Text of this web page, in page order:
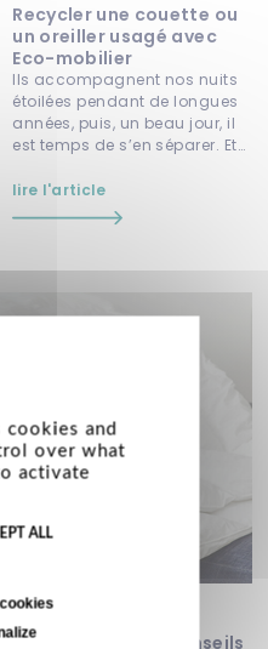
Recycler une couette ou
un oreiller usagé avec
Eco-mobilier
Ils accompagnent nos nuits
étoilées pendant de longues
années, puis, un beau jour, il
est temps de s’en séparer. Et
recy...
lire l'article
facilement : nos conseils
cookies and
over what
activate
ALL